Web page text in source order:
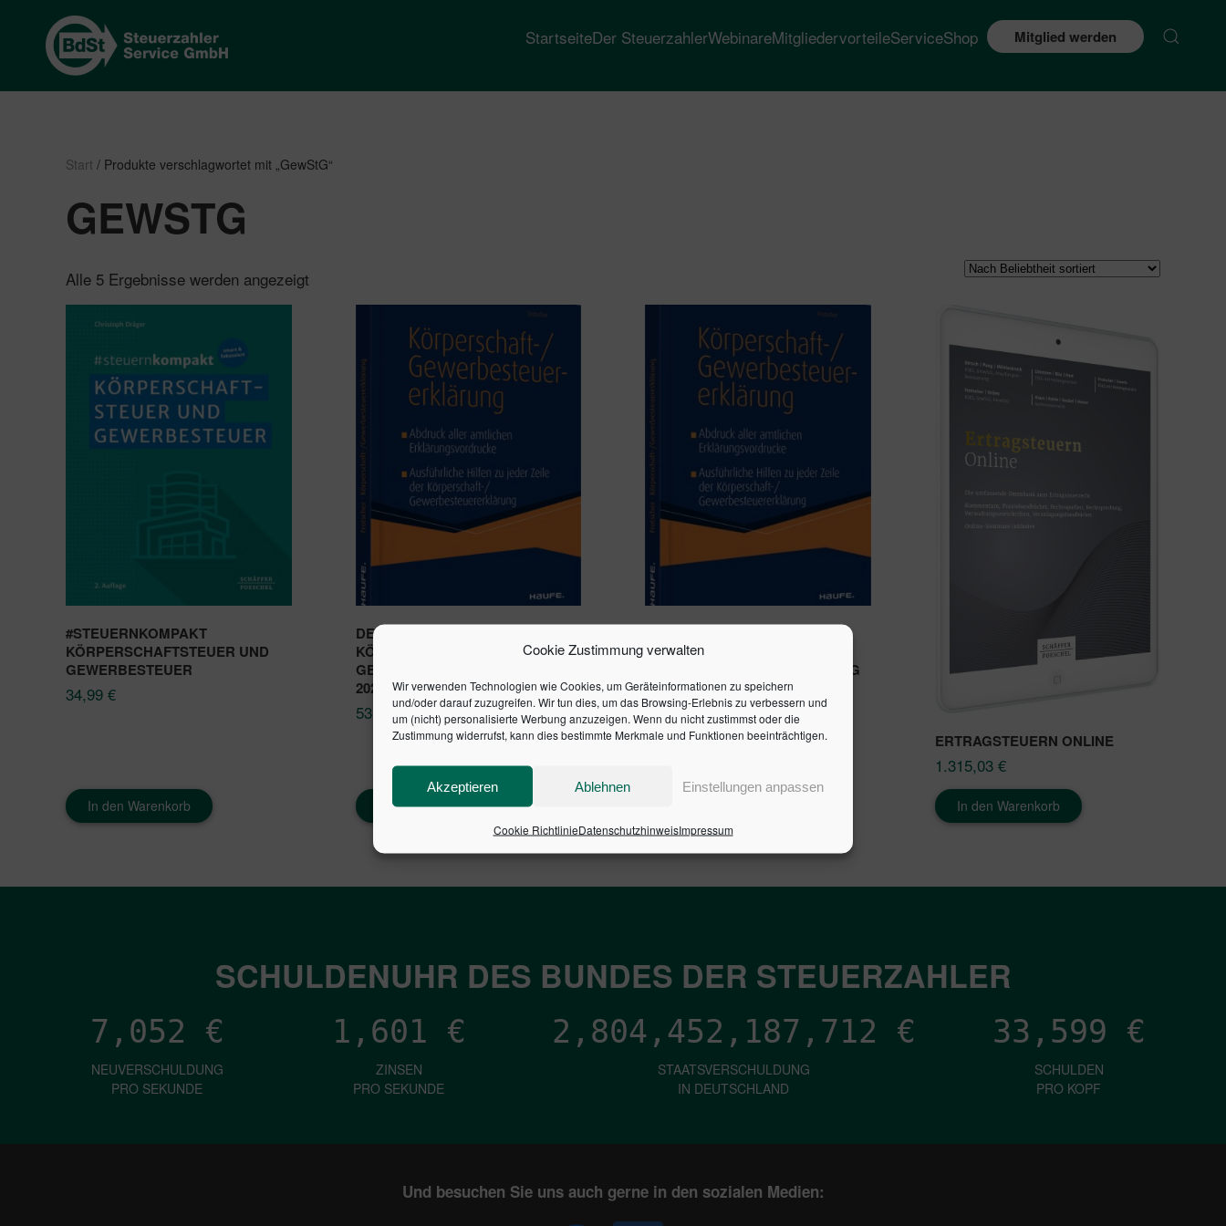
Cookie Zustimmung verwalten
Wir verwenden Technologien wie Cookies, um Geräteinformationen zu speichern
und/oder darauf zuzugreifen. Wir tun dies, um das Browsing-Erlebnis zu verbessern und
um (nicht) personalisierte Werbung anzuzeigen. Wenn du nicht zustimmst oder die
Zustimmung widerrufst, kann dies bestimmte Merkmale und Funktionen beeinträchtigen.
Akzeptieren Ablehnen Einstellungen anpassen
Cookie RichtlinieDatenschutzhinweisImpressum
StartseiteDer SteuerzahlerWebinareMitgliedervorteileServiceShop Mitglied werden
Start / Produkte verschlagwortet mit „GewStG“
GEWSTG
Alle 5 Ergebnisse werden angezeigt
sortiert
#STEUERNKOMPAKT
KÖRPERSCHAFTSTEUER UND
GEWERBESTEUER
34,99 €
In den Warenkorb
DER LEITFADEN ZUR
KÖRPERSCHAFT- UND
GEWERBESTEUERERKLÄRUNG
2021
53,00€
In den Warenkorb
KÖRPERSCHAFT- UND
GEWERBESTEUERERKLÄRUNG
2020
49,50€
ERTRAGSTEUERN ONLINE
1.315,03 €
In den Warenkorb
SCHULDENUHR DES BUNDES DER STEUERZAHLER
7,052 €
NEUVERSCHULDUNG
PRO SEKUNDE
1,601 €
ZINSEN
PRO SEKUNDE
2,804,452,190,596 €
STAATSVERSCHULDUNG
IN DEUTSCHLAND
33,599 €
SCHULDEN
PRO KOPF
Und besuchen Sie uns auch gerne in den sozialen Medien: